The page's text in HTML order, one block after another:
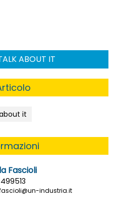
ABOUT IT
it
Fascioli
industria.it